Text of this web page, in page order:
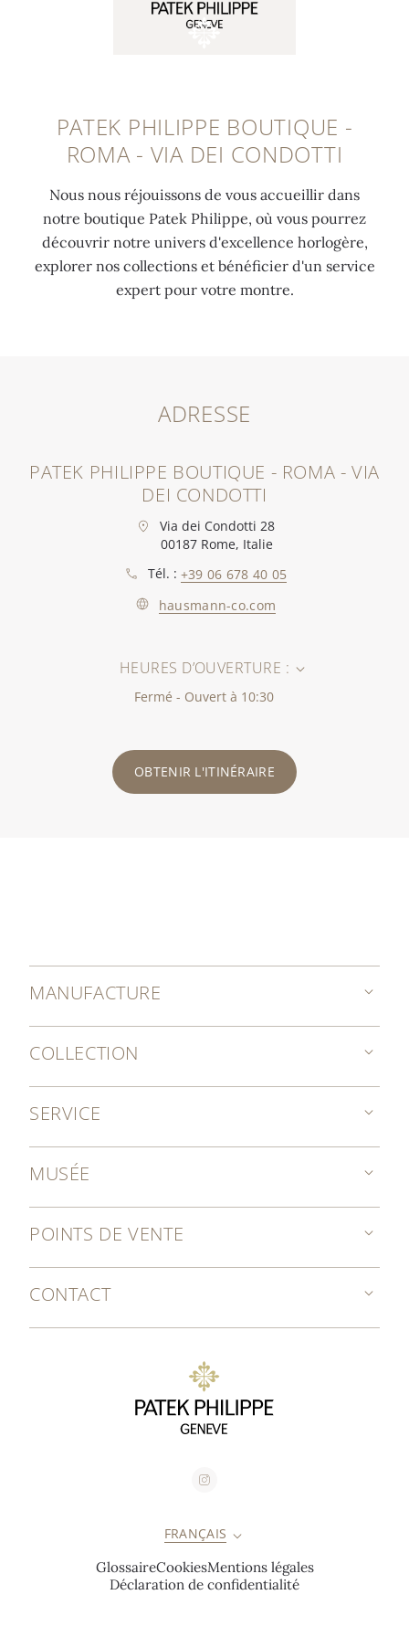
PATEK PHILIPPE BOUTIQUE -
ROMA - VIA DEI CONDOTTI
Nous nous réjouissons de vous accueillir dans
notre boutique Patek Philippe, où vous pourrez
découvrir notre univers d'excellence horlogère,
explorer nos collections et bénéficier d'un service
expert pour votre montre.
ADRESSE
PATEK PHILIPPE BOUTIQUE - ROMA - VIA
DEI CONDOTTI
Via dei Condotti 28
00187 Rome, Italie
Tél. : +39 06 678 40 05
hausmann-co.com
HEURES D’OUVERTURE :
Fermé - Ouvert à 10:30
OBTENIR L'ITINÉRAIRE
MANUFACTURE
COLLECTION
SERVICE
MUSÉE
POINTS DE VENTE
CONTACT
FRANÇAIS
GlossaireCookiesMentions légales
Déclaration de confidentialité